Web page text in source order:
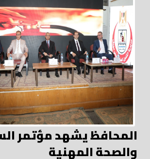
المحافظ يشهد مؤتمر
والصحة المهنية